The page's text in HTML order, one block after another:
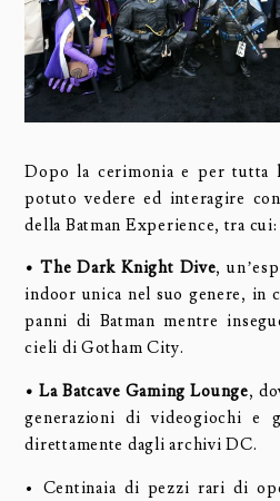
Dopo la cerimonia e per tutta
potuto vedere ed interagire
della Batman Experience, tra cui:
• The Dark Knight Dive,
indoor unica nel suo genere, in
panni di Batman mentre
cieli di Gotham City.
• La Batcave Gaming Lounge,
generazioni di videogiochi e
direttamente dagli archivi DC.
• Centinaia di pezzi rari di